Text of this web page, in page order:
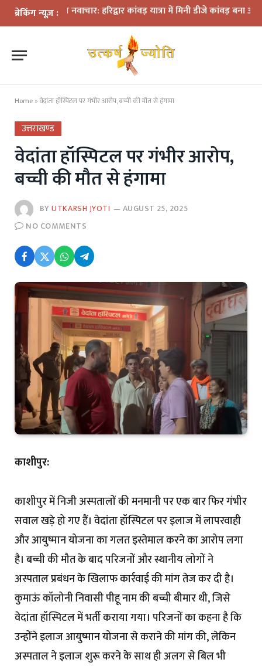
ब्रेकिंग न्यूज़ :
के बीच नवाचार: हरिद्वार कांवड़ यात्रा में मिनी डीजे कांवड़ बना आकर्षण
Home »वेदांता हॉस्पिटल पर गंभीर आरोप, बच्ची की मौत से हंगामा
उत्तराखण्ड
वेदांता हॉस्पिटल पर गंभीर आरोप,
बच्ची की मौत से हंगामा
BYUTKARSH JYOTI
AUGUST 25, 2025
NO COMMENTS
काशीपुर:
काशीपुर में निजी अस्पतालों की मनमानी पर एक बार फिर गंभीर
सवाल खड़े हो गए हैं। वेदांता हॉस्पिटल पर इलाज में लापरवाही
और आयुष्मान योजना का गलत इस्तेमाल करने का आरोप लगा
है। बच्ची की मौत के बाद परिजनों और स्थानीय लोगों ने
अस्पताल प्रबंधन के खिलाफ कार्रवाई की मांग तेज कर दी है।
कुमाऊं कॉलोनी निवासी पीहू नाम की बच्ची बीमार थी, जिसे
वेदांता हॉस्पिटल में भर्ती कराया गया। परिजनों का कहना है कि
उन्होंने इलाज आयुष्मान योजना से कराने की मांग की, लेकिन
अस्पताल ने इलाज शुरू करने के साथ ही अलग से बिल भी